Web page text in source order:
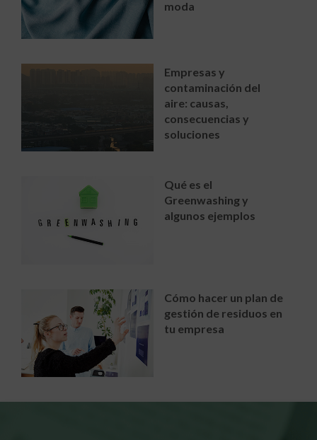
moda
Empresas y
contaminación del
aire: causas,
consecuencias y
soluciones
Qué es el
Greenwashing y
algunos ejemplos
Cómo hacer un plan de
gestión de residuos en
tu empresa